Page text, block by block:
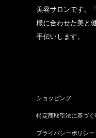
美容サロンです。
様に合わせた美と
手伝いします。
ショッピング
特定商取引法に基づく
プライバシーポリシー